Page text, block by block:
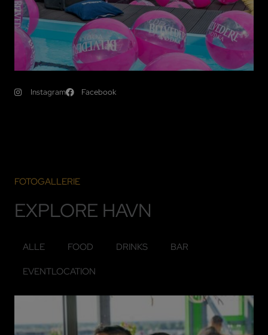
Instagram Facebook
FOTOGALLERIE
EXPLORE HAVN
ALLE FOOD DRINKS BAR
EVENTLOCATION